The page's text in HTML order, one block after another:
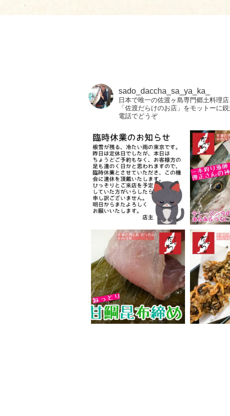
sado_daccha_sa_ya_ka_
日本で唯一の佐渡ヶ島専門郷土料理
「佐渡だらけのお店」をモットーに鋭
電話でどうぞ